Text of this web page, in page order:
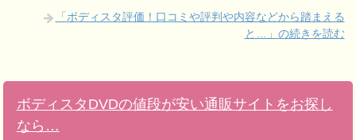
「ボディスタ評価！口コミや評判や内容などから踏まえる
と…」の続きを読む
ボディスタDVDの値段が安い通販サイトをお探し
なら…